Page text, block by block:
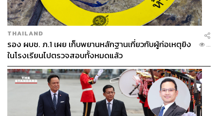
THAILAND
รอง ผบช. ภ.1 เผย เก็บพยานหลักฐานเกี่ยวกับผู้ก่อเหตุยิง
ในโรงเรียนไปตรวจสอบทั้งหมดแล้ว
...